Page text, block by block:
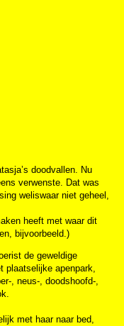
doodvallen. Nu
verwenste. Dat was
weliswaar niet geheel,
heeft met waar dit
bijvoorbeeld.)
de geweldige
plaatselijke apenpark,
, neus-, doodshoofd-,
met haar naar bed,